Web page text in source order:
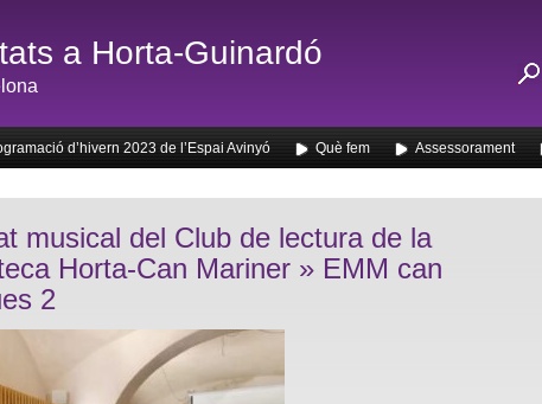
a Horta-Guinardó
d’hivern 2023 de l’Espai Avinyó Què fem Assessorament
musical del Club de lectura de la
Horta-Can Mariner» EMM can
2